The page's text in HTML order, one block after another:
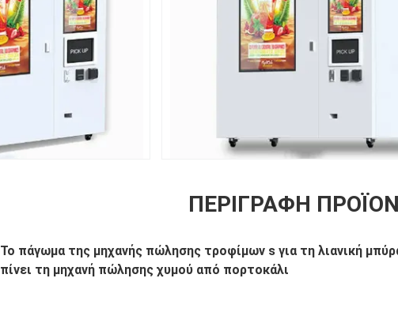
ΠΕΡΙΓΡΑΦΉ
Το πάγωμα της μηχανής πώλησης τροφίμων s για τη λιανική
πίνει τη μηχανή πώλησης χυμού από πορτοκάλι